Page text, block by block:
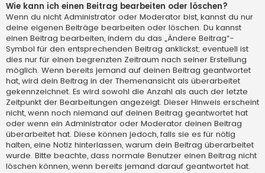
Wie kann ich einen Beitrag bearbeiten oder löschen?
Wenn du nicht Administrator oder Moderator bist, kannst du nur
deine eigenen Beiträge bearbeiten oder löschen. Du kannst
einen Beitrag bearbeiten, indem du das „Ändere Beitrag“-
Symbol für den entsprechenden Beitrag anklickst; eventuell ist
dies nur für einen begrenzten Zeitraum nach seiner Erstellung
möglich. Wenn bereits jemand auf deinen Beitrag geantwortet
hat, wird dein Beitrag in der Themenansicht als überarbeitet
gekennzeichnet. Es wird sowohl die Anzahl als auch der letzte
Zeitpunkt der Bearbeitungen angezeigt. Dieser Hinweis erscheint
nicht, wenn noch niemand auf deinen Beitrag geantwortet hat
oder wenn ein Administrator oder Moderator deinen Beitrag
überarbeitet hat. Diese können jedoch, falls sie es für nötig
halten, eine Notiz hinterlassen, warum dein Beitrag überarbeitet
wurde. Bitte beachte, dass normale Benutzer einen Beitrag nicht
löschen können, wenn bereits jemand darauf geantwortet hat.